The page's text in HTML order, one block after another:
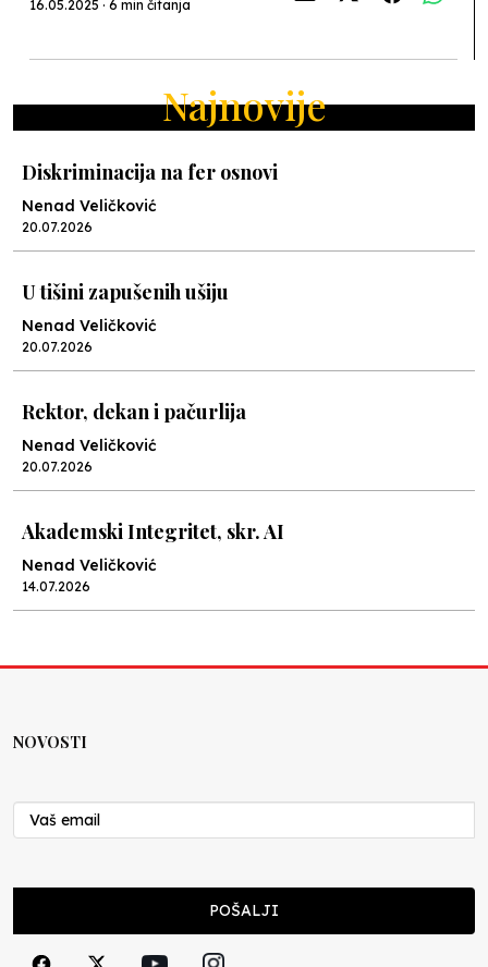
16.05.2025 · 6 min čitanja
Najnovije
Diskriminacija na fer osnovi
Nenad Veličković
20.07.2026
U tišini zapušenih ušiju
Nenad Veličković
20.07.2026
Rektor, dekan i pačurlija
Nenad Veličković
20.07.2026
Akademski Integritet, skr. AI
Nenad Veličković
14.07.2026
Nenad Veličković
19.06.2026
Ocjenjivanje od jedan do pet
NOVOSTI
POŠALJI